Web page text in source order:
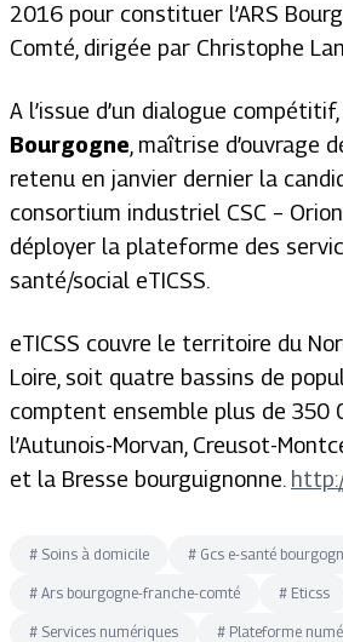
2016 pour constituer l’ARS
Comté, dirigée par Christophe
A l’issue d’un dialogue
Bourgogne , maîtrise d’ouvrage
retenu en janvier dernier la
consortium industriel CSC –
déployer la plateforme des
santé/social eTICSS.
eTICSS couvre le territoire du
Loire, soit quatre bassins de
comptent ensemble plus de 350
l’Autunois-Morvan, Creusot-
et la Bresse bourguignonne.
# Soins à domicile # Gcs e-santé
# Ars bourgogne-franche-comté # Eticss
# Services numériques # Plateforme